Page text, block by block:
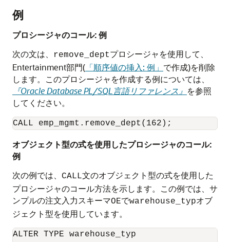
例
プロシージャのコール: 例
次の文は、
remove_deptプロシージャを使用して、
Entertainment部門( 「順序値の挿入: 例」 で作成)を削除
します。このプロシージャを作成する例については、
『Oracle Database PL/SQL言語リファレンス』 を参照
してください。
CALL emp_mgmt.remove_dept(162);
オブジェクト型の式を使用したプロシージャのコール:
例
次の例では、
CALL文のオブジェクト型の式を使用した
プロシージャのコール方法を示します。この例では、サ
ンプルの注文入力スキーマOEでwarehouse_typオブ
ジェクト型を使用しています。
ALTER TYPE warehouse_typ